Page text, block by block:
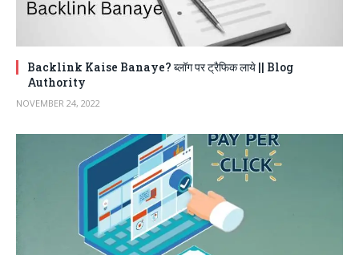
Backlink Kaise Banaye? ब्लॉग पर ट्रैफिक लाये || Blog
Authority
NOVEMBER 24, 2022